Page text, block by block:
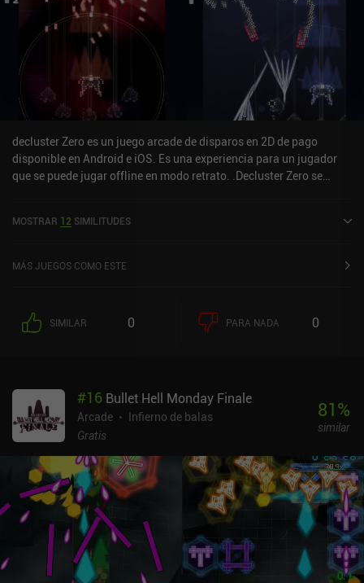
decluster Zero es un juego arcade de disparos en 2D de pago
disponible en Android e iOS. Es una experiencia para un jugador
que se puede jugar offline en modo retrato. .Decluster Zero se
MOSTRAR 12 SIMILITUDES
MÁS JUEGOS COMO ESTE
SIMILAR 0 PARA NADA 0
#16 Bullet Hell Monday Finale
Arcade
Infierno de balas
Gratis
81%
similar